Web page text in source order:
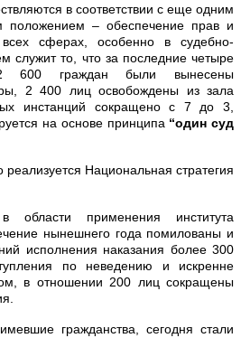
в соответствии с еще одним
положением – обеспечение прав и
сферах, особенно в судебно-
служит то, что за последние четыре
600 граждан были вынесены
2 400 лиц освобождены из зала
инстанций сокращено с 7 до 3,
на основе принципа “один суд
реализуется Национальная стратегия
области применения института
нынешнего года помилованы и
исполнения наказания более 300
по неведению и искренне
в отношении 200 лиц сокращены
гражданства, сегодня стали